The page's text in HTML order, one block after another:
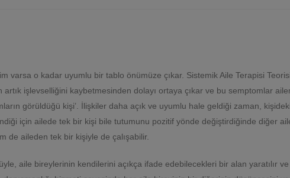
varsa o kadar uyumlu bir tablo önümüze çıkar. Sistemik Aile Terapisi
işlevselliğini kaybetmesinden dolayı ortaya çıkar ve bu semptomlar
görüldüğü kişi’. İlişkiler daha açık ve uyumlu hale geldiği zaman,
için ailede tek bir kişi bile tutumunu pozitif yönde değiştirdiğinde diğer
de aileden tek bir kişiyle de çalışabilir.
aile bireylerinin kendilerini açıkça ifade edebilecekleri bir alan yaratılır